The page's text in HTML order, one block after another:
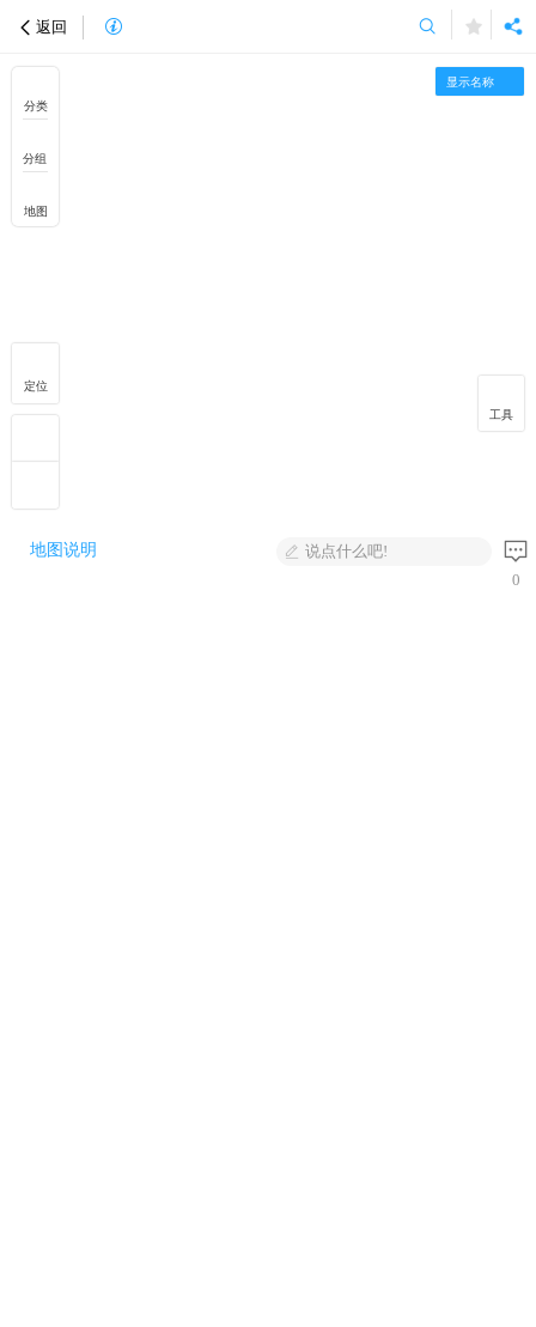
返回
地图说明
说点什么吧!
0
显示名称
分类
分组
地图
定位
工具